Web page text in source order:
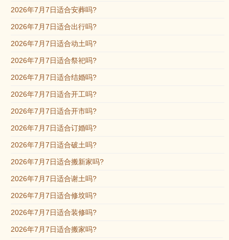
2026年7月7日适合安葬吗?
2026年7月7日适合出行吗?
2026年7月7日适合动土吗?
2026年7月7日适合祭祀吗?
2026年7月7日适合结婚吗?
2026年7月7日适合开工吗?
2026年7月7日适合开市吗?
2026年7月7日适合订婚吗?
2026年7月7日适合破土吗?
2026年7月7日适合搬新家吗?
2026年7月7日适合谢土吗?
2026年7月7日适合修坟吗?
2026年7月7日适合装修吗?
2026年7月7日适合搬家吗?